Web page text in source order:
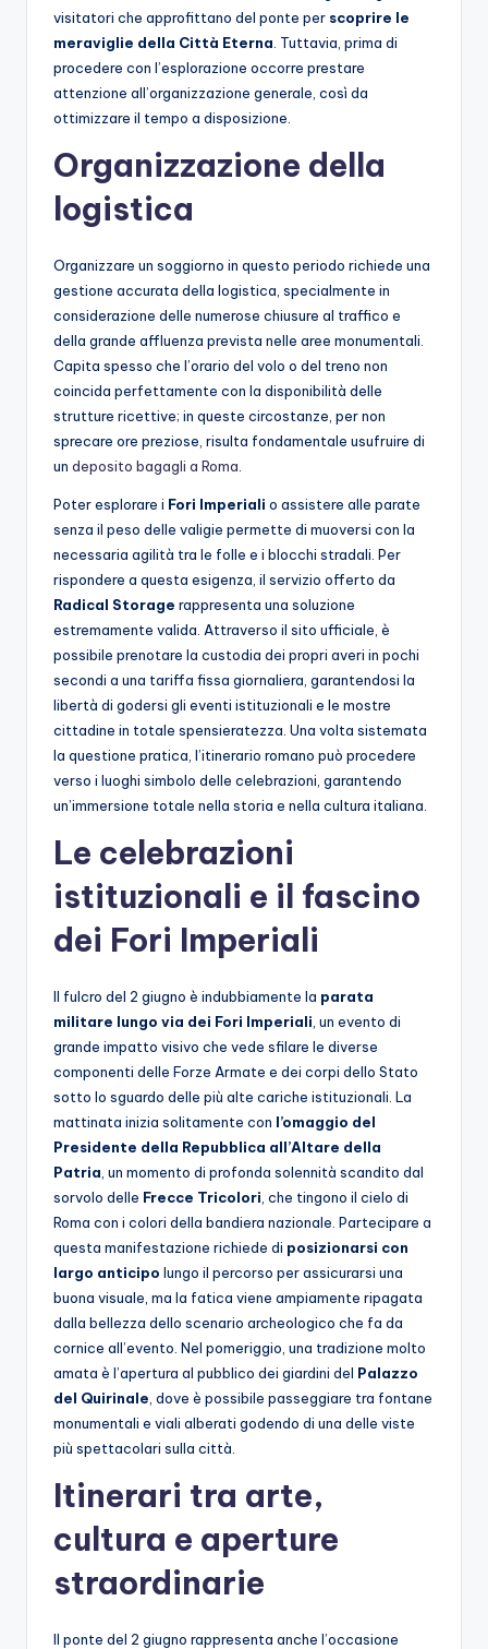
visitatori che approfittano del ponte per scoprire le
meraviglie della Città Eterna . Tuttavia, prima di
procedere con l’esplorazione occorre prestare
attenzione all’organizzazione generale, così da
ottimizzare il tempo a disposizione.
Organizzazione della
logistica
Organizzare un soggiorno in questo periodo richiede una
gestione accurata della logistica, specialmente in
considerazione delle numerose chiusure al traffico e
della grande affluenza prevista nelle aree monumentali.
Capita spesso che l’orario del volo o del treno non
coincida perfettamente con la disponibilità delle
strutture ricettive; in queste circostanze, per non
sprecare ore preziose, risulta fondamentale usufruire di
un deposito bagagli a Roma
Poter esplorare i Fori Imperiali o assistere alle parate
senza il peso delle valigie permette di muoversi con la
necessaria agilità tra le folle e i blocchi stradali. Per
rispondere a questa esigenza, il servizio offerto da
Radical Storage rappresenta una soluzione
estremamente valida. Attraverso il sito ufficiale, è
possibile prenotare la custodia dei propri averi in pochi
secondi a una tariffa fissa giornaliera, garantendosi la
libertà di godersi gli eventi istituzionali e le mostre
cittadine in totale spensieratezza. Una volta sistemata
la questione pratica, l’itinerario romano può procedere
verso i luoghi simbolo delle celebrazioni, garantendo
un’immersione totale nella storia e nella cultura italiana.
Le celebrazioni
istituzionali e il fascino
dei Fori Imperiali
Il fulcro del 2 giugno è indubbiamente la parata
militare lungo via dei Fori Imperiali , un evento di
grande impatto visivo che vede sfilare le diverse
componenti delle Forze Armate e dei corpi dello Stato
sotto lo sguardo delle più alte cariche istituzionali. La
mattinata inizia solitamente con l’omaggio del
Presidente della Repubblica all’Altare della
Patria , un momento di profonda solennità scandito dal
sorvolo delle Frecce Tricolori , che tingono il cielo di
Roma con i colori della bandiera nazionale. Partecipare a
questa manifestazione richiede di posizionarsi con
largo anticipo lungo il percorso per assicurarsi una
buona visuale, ma la fatica viene ampiamente ripagata
dalla bellezza dello scenario archeologico che fa da
cornice all’evento. Nel pomeriggio, una tradizione molto
amata è l’apertura al pubblico dei giardini del Palazzo
del Quirinale , dove è possibile passeggiare tra fontane
monumentali e viali alberati godendo di una delle viste
più spettacolari sulla città.
Itinerari tra arte,
cultura e aperture
straordinarie
Il ponte del 2 giugno rappresenta anche l’occasione